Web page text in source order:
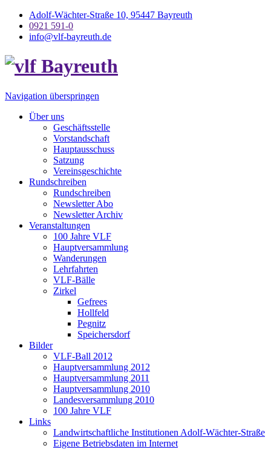
Adolf-Wächter-Straße 10, 95447 Bayreuth
0921 591-0
info@vlf-bayreuth.de
Navigation überspringen
Über uns
Geschäftsstelle
Vorstandschaft
Hauptausschuss
Satzung
Vereinsgeschichte
Rundschreiben
Rundschreiben
Newsletter Abo
Newsletter Archiv
Veranstaltungen
100 Jahre VLF
Hauptversammlung
Wanderungen
Lehrfahrten
VLF-Bälle
Zirkel
Gefrees
Hollfeld
Pegnitz
Speichersdorf
Bilder
VLF-Ball 2012
Hauptversammlung 2012
Hauptversammlung 2011
Hauptversammlung 2010
Landesversammlung 2010
100 Jahre VLF
Links
Landwirtschaftliche Institutionen Adolf-Wächter-Straße
Eigene Betriebsdaten im Internet